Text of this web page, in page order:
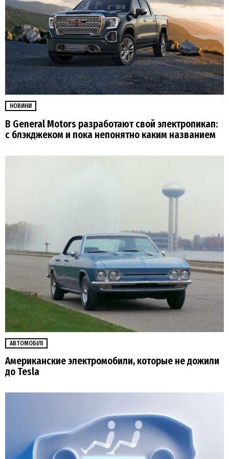
НОВИНИ
В General Motors разработают свой электропикап:
с блэкджеком и пока непонятно каким названием
АВТОМОБІЛІ
Американские электромобили, которые не дожили
до Tesla